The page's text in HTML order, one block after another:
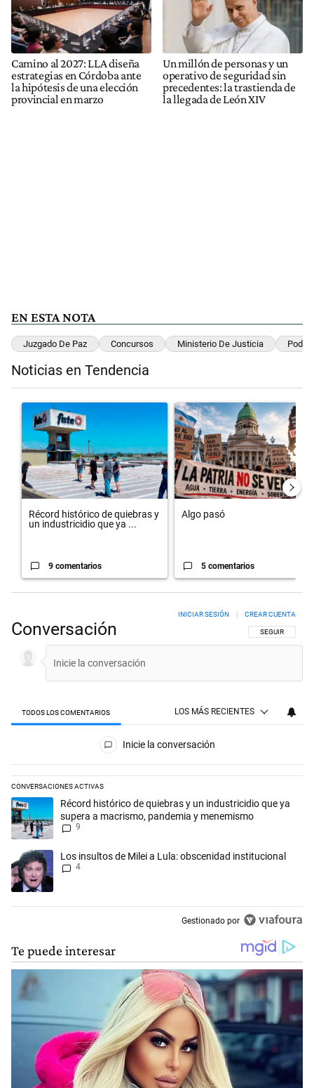
Camino al 2027: LLA diseña
estrategias en Córdoba ante
la hipótesis de una elección
provincial en marzo
Un millón de personas y un
operativo de seguridad sin
precedentes: la trastienda de
la llegada de León XIV
EN ESTA NOTA
Juzgado De Paz Concursos Ministerio De Justicia Poder
Noticias en Tendencia
Un artículo de tendencia con el título "Récord histórico de
Récord histórico de quiebras y
un industricidio que ya ...
9 comentarios
Un artículo de tendencia con el
Algo pasó
5 comentarios
Conversación SIGA ESTA
SEGUIR
INICIAR SESIÓN CREAR CUENTA
TODOS LOS COMENTARIOS LOS MÁS RECIENTES
Todos los comentarios
Inicie la conversación
CONVERSACIONES ACTIVAS
Este listado muestra los artículos con más comentarios en los
Un artículo de tendencia con el título "Récord histórico de quiebras y
Récord histórico de quiebras y un industricidio que ya
supera a macrismo, pandemia y menemismo
9
Un artículo de tendencia con el título "Los insultos de Milei a Lula:
Los insultos de Milei a Lula: obscenidad institucional
4
Gestionado por